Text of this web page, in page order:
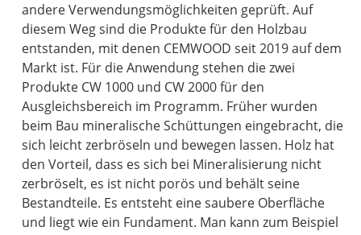
andere Verwendungsmöglichkeiten geprüft. Auf
diesem Weg sind die Produkte für den Holzbau
entstanden, mit denen CEMWOOD seit 2019 auf dem
Markt ist. Für die Anwendung stehen die zwei
Produkte CW 1000 und CW 2000 für den
Ausgleichsbereich im Programm. Früher wurden
beim Bau mineralische Schüttungen eingebracht, die
sich leicht zerbröseln und bewegen lassen. Holz hat
den Vorteil, dass es sich bei Mineralisierung nicht
zerbröselt, es ist nicht porös und behält seine
Bestandteile. Es entsteht eine saubere Oberfläche
und liegt wie ein Fundament. Man kann zum Beispiel